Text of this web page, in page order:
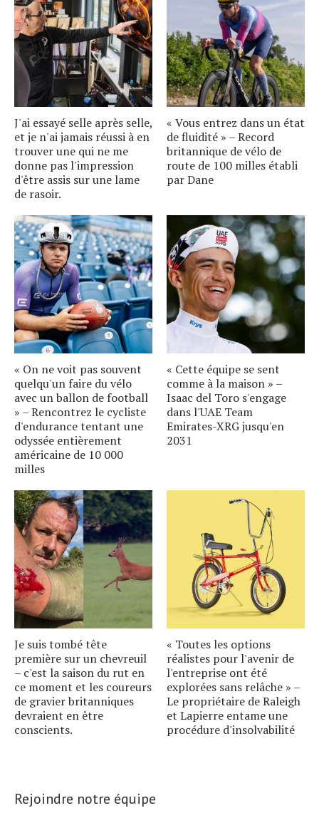
J'ai essayé selle après selle,
et je n'ai jamais réussi à en
trouver une qui ne me
donne pas l'impression
d'être assis sur une lame
de rasoir.
« Vous entrez dans un état
de fluidité » – Record
britannique de vélo de
route de 100 milles établi
par Dane
« On ne voit pas souvent
quelqu'un faire du vélo
avec un ballon de football
» – Rencontrez le cycliste
d'endurance tentant une
odyssée entièrement
américaine de 10 000
milles
« Cette équipe se sent
comme à la maison » –
Isaac del Toro s'engage
dans l'UAE Team
Emirates-XRG jusqu'en
2031
Je suis tombé tête
première sur un chevreuil
– c'est la saison du rut en
ce moment et les coureurs
de gravier britanniques
devraient en être
conscients.
« Toutes les options
réalistes pour l'avenir de
l'entreprise ont été
explorées sans relâche » –
Le propriétaire de Raleigh
et Lapierre entame une
procédure d'insolvabilité
Rejoindre notre équipe